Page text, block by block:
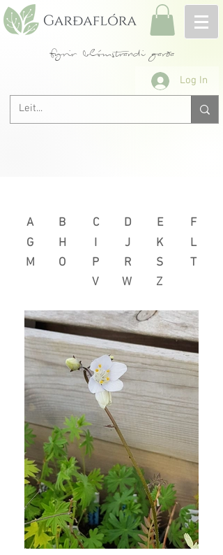
fyrir blómstrandi garða
Log In
A
G
M
B
H
O
C D
E
I
J
K
P
R
S
V
W Z
F
L
T